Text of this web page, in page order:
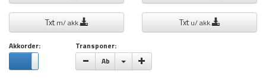
Txtm/ akk. Txtu/ akk.
Akkorder: Transponer:
Ab Vælge toneart